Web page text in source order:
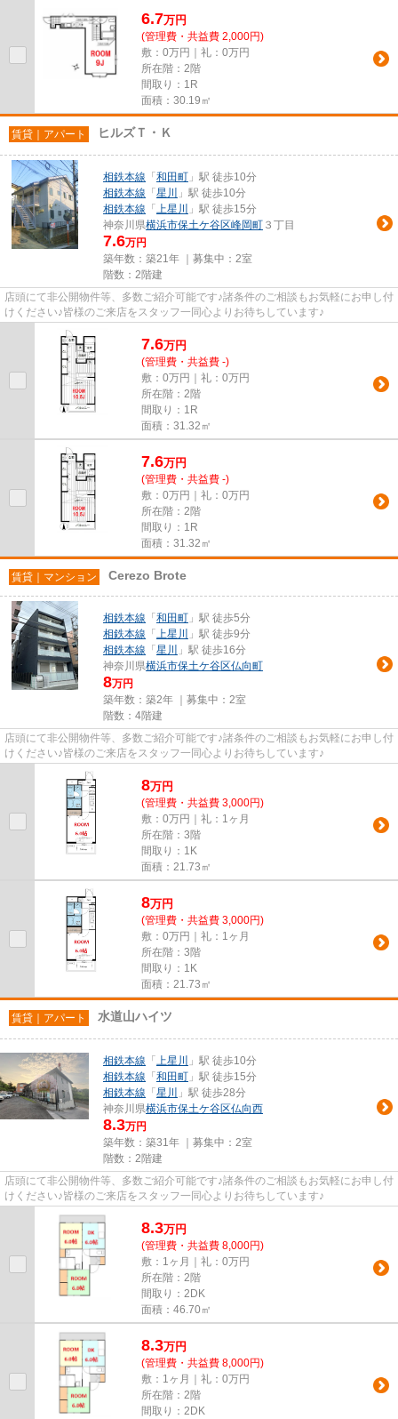
6.7万円
(管理費・共益費 2,000円)
敷：0万円｜礼：0万円
所在階：2階
間取り：1R
面積：30.19㎡
賃貸｜アパート ヒルズＴ・Ｋ
相鉄本線 「 和田町 」駅 徒歩10分
相鉄本線 「 星川
」駅 徒歩10分
相鉄本線 「 上星川
」駅 徒歩15分
神奈川県横浜市保土ケ谷区峰岡町 ３丁目
7.6万円
築年数：築21年 ｜募集中： 2室
階数：2階建
店頭にて非公開物件等、多数ご紹介可能です♪諸条件のご相談もお気軽にお申し付
けください♪皆様のご来店をスタッフ一同心よりお待ちしています♪
7.6万円
(管理費・共益費 -)
敷：0万円｜礼：0万円
所在階：2階
間取り：1R
面積：31.32㎡
7.6万円
(管理費・共益費 -)
敷：0万円｜礼：0万円
所在階：2階
間取り：1R
面積：31.32㎡
賃貸｜マンション Cerezo Brote
相鉄本線 「 和田町 」駅 徒歩5分
相鉄本線 「 上星川
」駅 徒歩9分
相鉄本線 「 星川
」駅 徒歩16分
神奈川県横浜市保土ケ谷区仏向町
8万円
築年数：築2年 ｜募集中： 2室
階数：4階建
店頭にて非公開物件等、多数ご紹介可能です♪諸条件のご相談もお気軽にお申し付
けください♪皆様のご来店をスタッフ一同心よりお待ちしています♪
8万円
(管理費・共益費 3,000円)
敷：0万円｜礼：1ヶ月
所在階：3階
間取り：1K
面積：21.73㎡
8万円
(管理費・共益費 3,000円)
敷：0万円｜礼：1ヶ月
所在階：3階
間取り：1K
面積：21.73㎡
賃貸｜アパート 水道山ハイツ
相鉄本線 「 上星川
」駅 徒歩10分
相鉄本線 「 和田町 」駅 徒歩15分
相鉄本線 「 星川
」駅 徒歩28分
神奈川県横浜市保土ケ谷区仏向西
8.3万円
築年数：築31年 ｜募集中： 2室
階数：2階建
店頭にて非公開物件等、多数ご紹介可能です♪諸条件のご相談もお気軽にお申し付
けください♪皆様のご来店をスタッフ一同心よりお待ちしています♪
8.3万円
(管理費・共益費 8,000円)
敷：1ヶ月｜礼：0万円
所在階：2階
間取り：2DK
面積：46.70㎡
8.3万円
(管理費・共益費 8,000円)
敷：1ヶ月｜礼：0万円
所在階：2階
間取り：2DK